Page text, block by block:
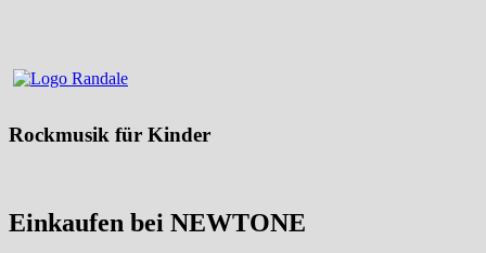
Rockmusik für Kinder
Einkaufen bei NEWTONE